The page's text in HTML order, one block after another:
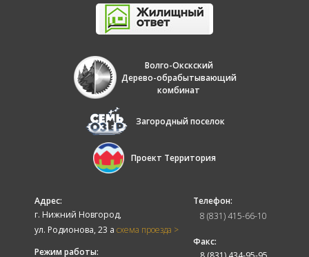
Волго-Окскский
Дерево-обрабытывающий
комбинат
Загородный поселок
Проект Территория
Адрес:
г. Нижний Новгород,
ул. Родионова, 23 а схема проезда >
Режим работы:
Телефон:
8 (831) 415-66-10
Факс: